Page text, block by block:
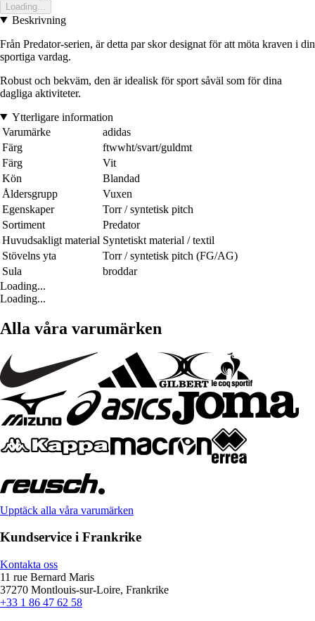
Loading...
Beskrivning
Från Predator-serien, är detta par skor designat för att möta kraven i din
sportiga vardag.
Robust och bekväm, den är idealisk för sport såväl som för dina
dagliga aktiviteter.
Ytterligare information
Varumärke
adidas
Färg
ftwwht/svart/guldmt
Färg
Vit
Kön
Blandad
Åldersgrupp
Vuxen
Egenskaper
Torr / syntetisk pitch
Sortiment
Predator
Huvudsakligt material Syntetiskt material / textil
Stövelns yta
Torr / syntetisk pitch (FG/AG)
Sula
broddar
Loading...
Loading...
Alla våra varumärken
Upptäck alla våra varumärken
Kundservice i Frankrike
Kontakta oss
11 rue Bernard Maris
37270 Montlouis-sur-Loire, Frankrike
+33 1 86 47 62 58